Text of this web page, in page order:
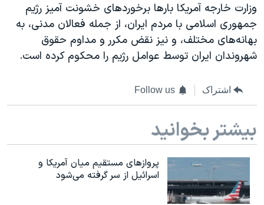
وزارت خارجه آمریکا بارها برخوردهای خشونت آمیز رژیم
جمهوری اسلامی با مردم ایران، از جمله فعالان مدنی، به
بهانه‌های مختلف، و نیز نقض مکرر و مداوم حقوق
شهروندان ایران توسط عوامل رژیم را محکوم کرده است.
اشتراک Follow us
بیشتر بخوانید
پروازهای مستقیم میان آمریکا و
اسرائیل از سر گرفته می‌شود